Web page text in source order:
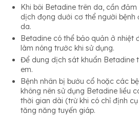
Khi bôi Betadine trên da, cần
dịch đọng dưới cơ thể người bệnh
da.
Betadine có thể bảo quản ở nhiệt
làm nóng trước khi sử dụng.
Để dung dịch sát khuẩn Betadine
em.
Bệnh nhân bị bướu cổ hoặc các
không nên sử dụng Betadine liều
thời gian dài (trừ khi có chỉ định
tăng năng tuyến giáp.